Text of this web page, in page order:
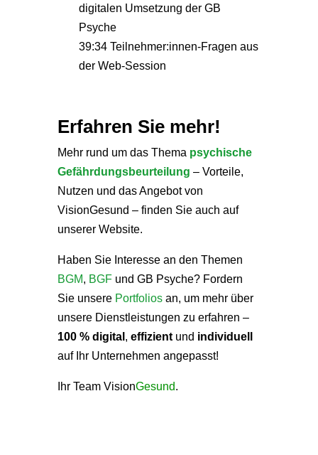
digitalen Umsetzung der GB
Psyche
39:34 Teilnehmer:innen-Fragen aus
der Web-Session
Erfahren Sie mehr!
Mehr rund um das Thema psychische
Gefährdungsbeurteilung – Vorteile,
Nutzen und das Angebot von
VisionGesund – finden Sie auch auf
unserer Website.
Haben Sie Interesse an den Themen
BGM, BGFund GB Psyche? Fordern
Sie unsere Portfoliosan, um mehr über
unsere Dienstleistungen zu erfahren –
100 % digital , effizientund individuell
auf Ihr Unternehmen angepasst!
Ihr Team VisionGesund.